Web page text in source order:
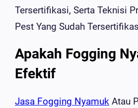
Tersertifikasi, Serta Teknisi
Pest Yang Sudah
Apakah Fogging
Efektif
Jasa Fogging Nyamuk Atau